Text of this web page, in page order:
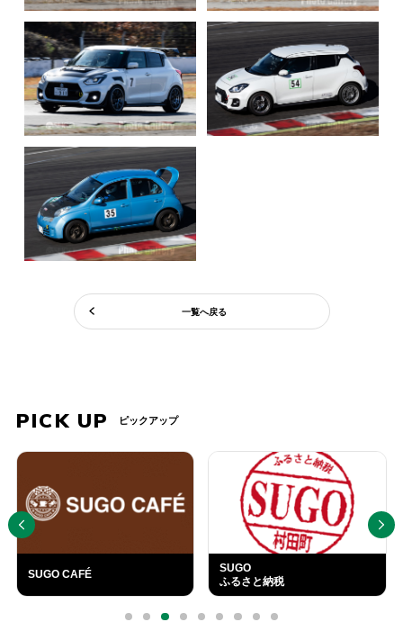
一覧へ戻る
PICK UP ピックアップ
SUGO CAFÉ
SUGO
ふるさと納税
外
部
0 1 2 3 4 5 6 7 8
PREV NEXT